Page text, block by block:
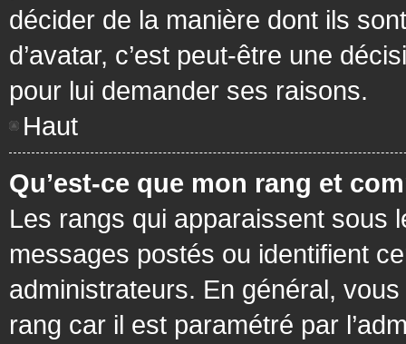
décider de la manière dont ils
d’avatar, c’est peut-être une
pour lui demander ses raisons.
Haut
Qu’est-ce que mon rang et
Les rangs qui apparaissent sous
messages postés ou identifient
administrateurs. En général,
rang car il est paramétré par